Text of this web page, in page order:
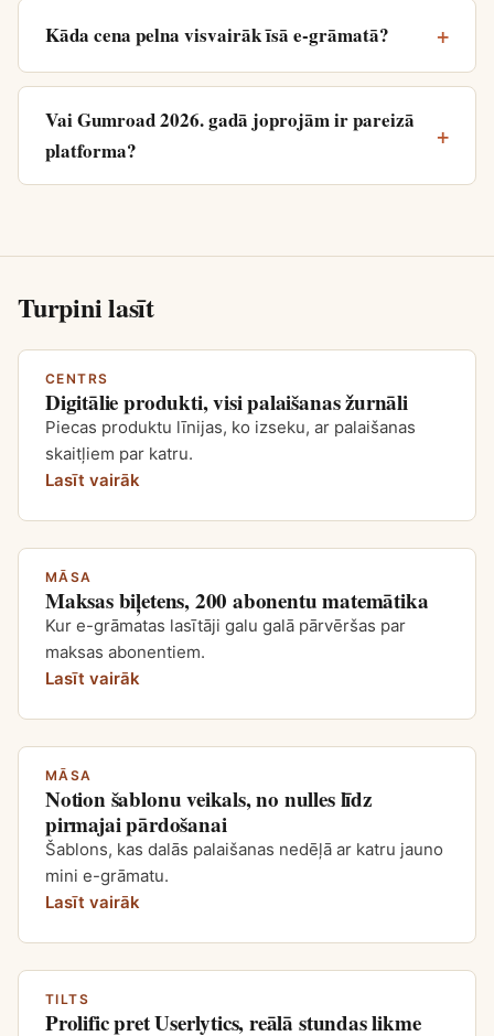
Kāda cena pelna visvairāk īsā e-grāmatā?
Vai Gumroad 2026. gadā joprojām ir pareizā
platforma?
Turpini lasīt
CENTRS
Digitālie produkti, visi palaišanas žurnāli
Piecas produktu līnijas, ko izseku, ar palaišanas
skaitļiem par katru.
Lasīt vairāk
MĀSA
Maksas biļetens, 200 abonentu matemātika
Kur e-grāmatas lasītāji galu galā pārvēršas par
maksas abonentiem.
Lasīt vairāk
MĀSA
Notion šablonu veikals, no nulles līdz
pirmajai pārdošanai
Šablons, kas dalās palaišanas nedēļā ar katru jauno
mini e-grāmatu.
Lasīt vairāk
TILTS
Prolific pret Userlytics, reālā stundas likme